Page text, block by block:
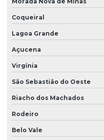
Coqueiral
Lagoa Grande
Açucena
Virgínia
São Sebastião do Oeste
Riacho dos Machados
Rodeiro
Belo Vale